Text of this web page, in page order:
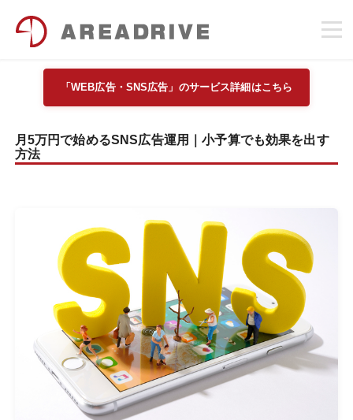
「WEB広告・SNS広告」のサービス詳細はこちら
月5万円で始めるSNS広告運用｜小予算でも効果を出す
方法